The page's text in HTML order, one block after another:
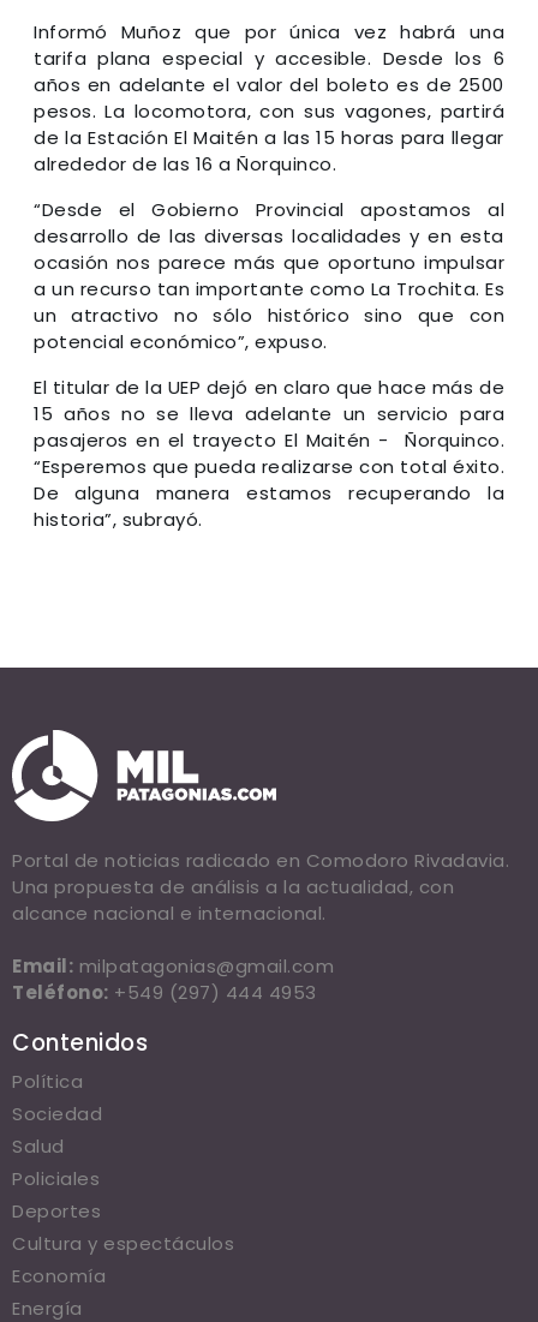
Informó Muñoz que por única vez habrá una
tarifa plana especial y accesible. Desde los 6
años en adelante el valor del boleto es de 2500
pesos. La locomotora, con sus vagones, partirá
de la Estación El Maitén a las 15 horas para llegar
alrededor de las 16 a Ñorquinco.
“Desde el Gobierno Provincial apostamos al
desarrollo de las diversas localidades y en esta
ocasión nos parece más que oportuno impulsar
a un recurso tan importante como La Trochita. Es
un atractivo no sólo histórico sino que con
potencial económico”, expuso.
El titular de la UEP dejó en claro que hace más de
15 años no se lleva adelante un servicio para
pasajeros en el trayecto El Maitén - Ñorquinco.
“Esperemos que pueda realizarse con total éxito.
De alguna manera estamos recuperando la
historia”, subrayó.
Portal de noticias radicado en Comodoro Rivadavia.
Una propuesta de análisis a la actualidad, con
alcance nacional e internacional.
Email: milpatagonias@gmail.com
Teléfono: +549 (297) 444 4953
Contenidos
Política
Sociedad
Salud
Policiales
Deportes
Cultura y espectáculos
Economía
Energía